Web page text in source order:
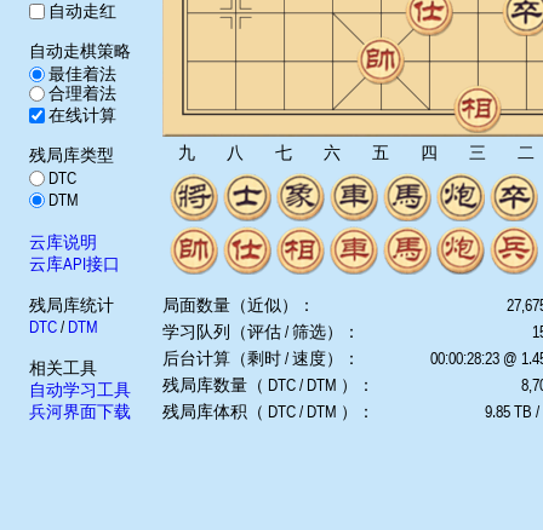
自动走红
自动走棋策略
最佳着法
合理着法
在线计算
残局库类型
DTC
DTM
云库说明
云库API接口
残局库统计
DTC/ DTM
相关工具
自动学习工具
兵河界面下载
九 八 七 六 五 四 三 二
局面数量（近似）：
学习队列（评估 / 筛选）：
后台计算（剩时 / 速度）：
00:00:28:23 @
残局库数量（ DTC / DTM ）：
残局库体积（ DTC / DTM ）：
9.85 TB